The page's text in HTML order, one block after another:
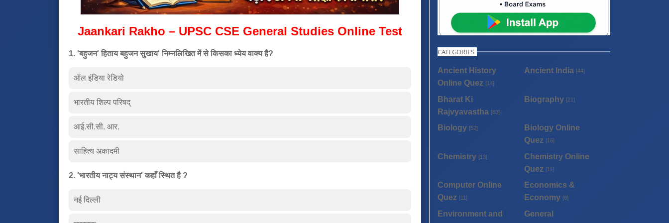
Jaankari Rakho – UPSC CSE General Studies Online Test
1. 'बहुजन' हिताय बहुजन सुखाय' निम्नलिखित में से किसका ध्येय वाक्य है?
ऑल इंडिया रेडियो
भारतीय शिल्प परिषद्
आई.सी.सी. आर.
साहित्य अकादमी
2. 'भारतीय नाट्य संस्थान' कहाँ स्थित है ?
नई दिल्ली
CATEGORIES
Ancient History
Online Quez [14]
Ancient India [44]
Bharat Ki
Rajvyavastha [83]
Biography [21]
Biology [52]
Biology Online
Quez [16]
Chemistry [13]
Chemistry Online
Quez [11]
Computer Online
Quez [11]
Economics &
Economy [8]
Environment and
General